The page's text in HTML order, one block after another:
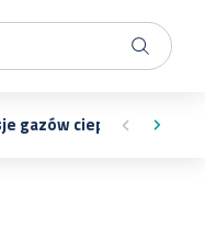
gazów cieplarnianych